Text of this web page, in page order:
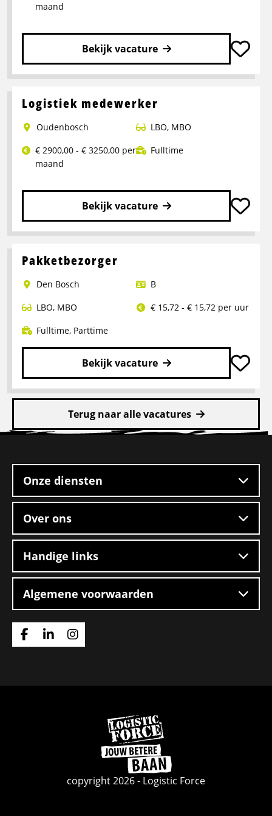
maand
Bekijk vacature
Lees
over
Operator
Productie
Logistiek medewerker
Oudenbosch LBO, MBO
€ 2900,00 - € 3250,00 per
maand
Fulltime
Bekijk vacature
Lees
over
medewerker
Pakketbezorger
Den Bosch
B
LBO, MBO
€ 15,72 - € 15,72 per uur
Fulltime, Parttime
Bekijk vacature
Lees
meer
Pakketbezorger
Terug naar alle vacatures
footer
Onze diensten
Over ons
Handige links
Algemene voorwaarden
Ga
Ga
Ga
Ga
naar
de
homepage
copyright 2026 - Logistic Force